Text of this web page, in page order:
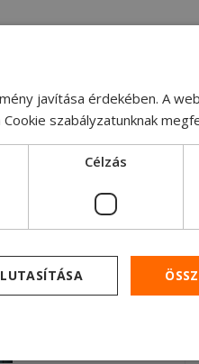
utáni
javítása érdekében. A
szabályzatunknak
Célzás